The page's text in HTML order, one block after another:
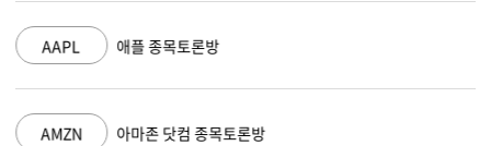
AAPL 애플 종목토론방
AMZN 아마존 닷컴 종목토론방